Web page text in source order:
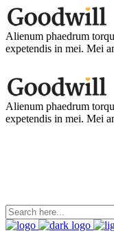
Alienum phaedrum
expetendis in mei. Mei
Alienum phaedrum
expetendis in mei. Mei